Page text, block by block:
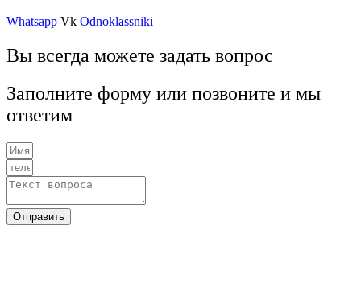
Whatsapp Vk Odnoklassniki
Вы всегда можете задать вопрос
Заполните форму или позвоните и мы
ответим
Отправить